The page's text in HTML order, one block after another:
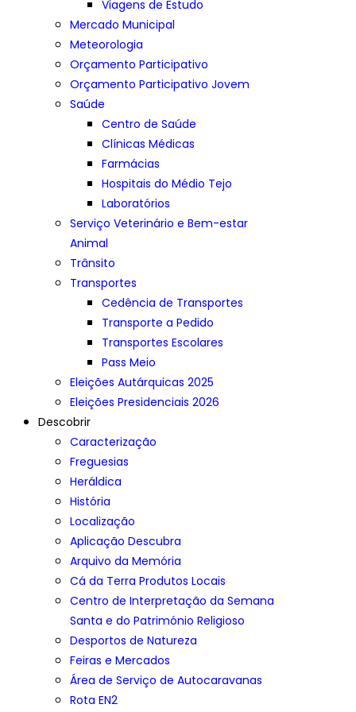
Viagens de Estudo
Mercado Municipal
Meteorologia
Orçamento Participativo
Orçamento Participativo Jovem
Saúde
Centro de Saúde
Clínicas Médicas
Farmácias
Hospitais do Médio Tejo
Laboratórios
Serviço Veterinário e Bem-estar
Animal
Trânsito
Transportes
Cedência de Transportes
Transporte a Pedido
Transportes Escolares
Pass Meio
Eleições Autárquicas 2025
Eleições Presidenciais 2026
Descobrir
Caracterização
Freguesias
Heráldica
História
Localização
Aplicação Descubra
Arquivo da Memória
Cá da Terra Produtos Locais
Centro de Interpretação da Semana
Santa e do Património Religioso
Desportos de Natureza
Feiras e Mercados
Área de Serviço de Autocaravanas
Rota EN2